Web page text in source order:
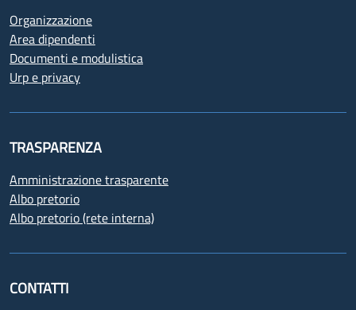
Organizzazione
Area dipendenti
Documenti e modulistica
Urp e privacy
TRASPARENZA
Amministrazione trasparente
Albo pretorio
Albo pretorio (rete interna)
CONTATTI